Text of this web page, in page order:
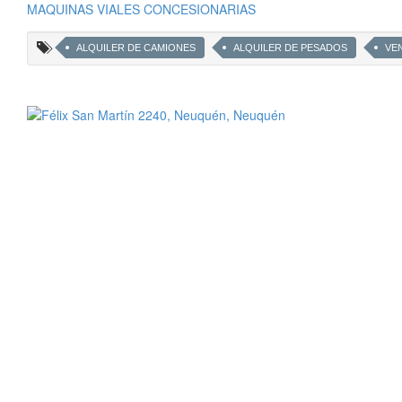
MAQUINAS VIALES CONCESIONARIAS
ALQUILER DE CAMIONES ALQUILER DE PESADOS